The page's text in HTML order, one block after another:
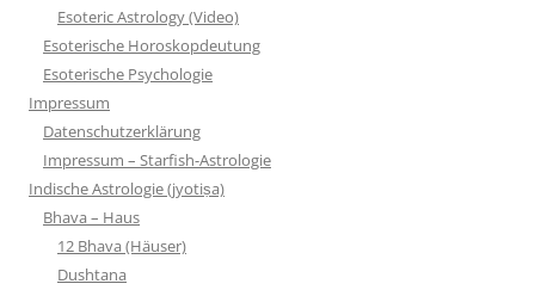
Esoteric Astrology (Video)
Esoterische Horoskopdeutung
Esoterische Psychologie
Impressum
Datenschutzerklärung
Impressum – Starfish-Astrologie
Indische Astrologie (jyotiṣa)
Bhava – Haus
12 Bhava (Häuser)
Dushtana